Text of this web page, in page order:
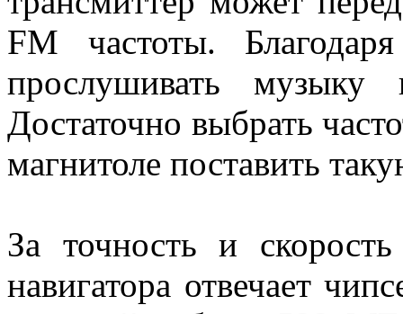
FM частоты.
прослушивать музыку
Достаточно выбрать
магнитоле поставить
За точность и
навигатора отвечает